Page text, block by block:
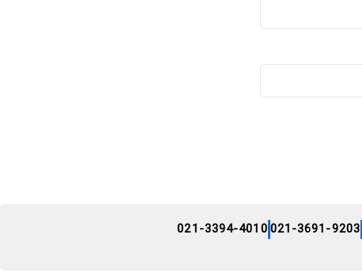
021-3691-9203
021-3394-4010